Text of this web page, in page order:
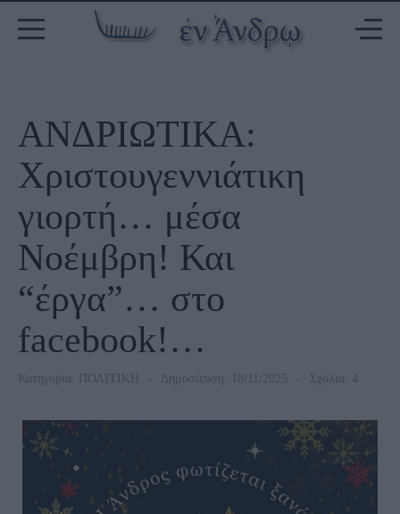
ΑΝΔΡΙΩΤΙΚΑ:
Χριστουγεννιάτικη
γιορτή… μέσα
Νοέμβρη! Και
“έργα”… στο
facebook!…
Κατηγορία: ΠΟΛΙΤΙΚΗ Δημοσίευση: 18/11/2025 Σχόλια: 4